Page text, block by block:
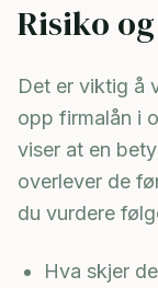
Risiko
Det er viktig å
opp firmalån i
viser at en
overlever de
du vurdere
Hva skjer